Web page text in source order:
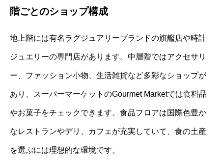
階ごとのショップ構成
地上階には有名ラグジュアリーブランドの旗艦店や時計
ジュエリーの専門店があります。中層階ではアクセサリ
ー、ファッション小物、生活雑貨など多彩なショップが
あり、スーパーマーケットのGourmet Marketでは食料品
やお菓子をチェックできます。食品フロアは国際色豊か
なレストランやデリ、カフェが充実していて、食の土産
を選ぶには理想的な環境です。